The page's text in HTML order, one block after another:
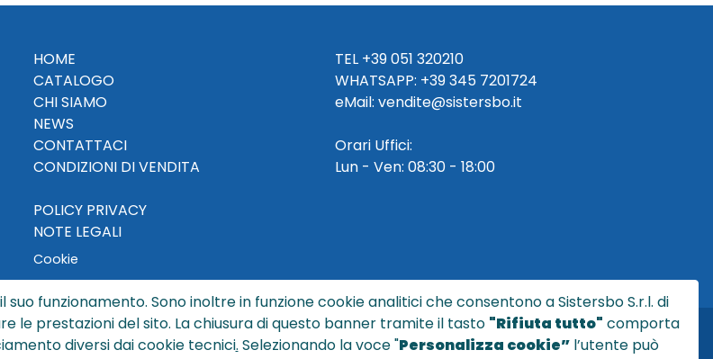
HOME
CATALOGO
CHI SIAMO
NEWS
CONTATTACI
CONDIZIONI DI VENDITA
POLICY PRIVACY
NOTE LEGALI
Cookie
TEL +39 051 320210
WHATSAPP: +39345 7201724
eMail: vendite@sistersbo.it
Orari Uffici:
Lun - Ven: 08:30 - 18:00
2024 by Sisters S.r.l. - All rights reserved
- N. REA 429992 - PEC sisterssrl@legalmail.it
funzionamento. Sono inoltre in funzione cookie analitici che consentono a Sistersbo S.r.l. di
le prestazioni del sito. La chiusura di questo banner tramite il tasto "Rifiuta tutto" comporta
diversi dai cookie tecnici. Selezionando la voce "Personalizza cookie”l’utente può